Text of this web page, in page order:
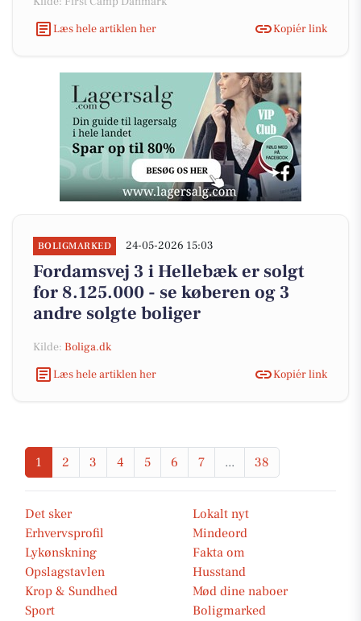
Læs hele artiklen her
Kopiér link
BOLIGMARKED 24-05-2026 15:03
Fordamsvej 3 i Hellebæk er solgt
for 8.125.000 - se køberen og 3
andre solgte boliger
Kilde: Boliga.dk
Læs hele artiklen her
Kopiér link
1 2 3 4 5 6 7 ... 38
Det sker
Lokalt nyt
Erhvervsprofil
Mindeord
Lykønskning
Fakta om
Opslagstavlen
Husstand
Krop & Sundhed
Mød dine naboer
Sport
Boligmarked